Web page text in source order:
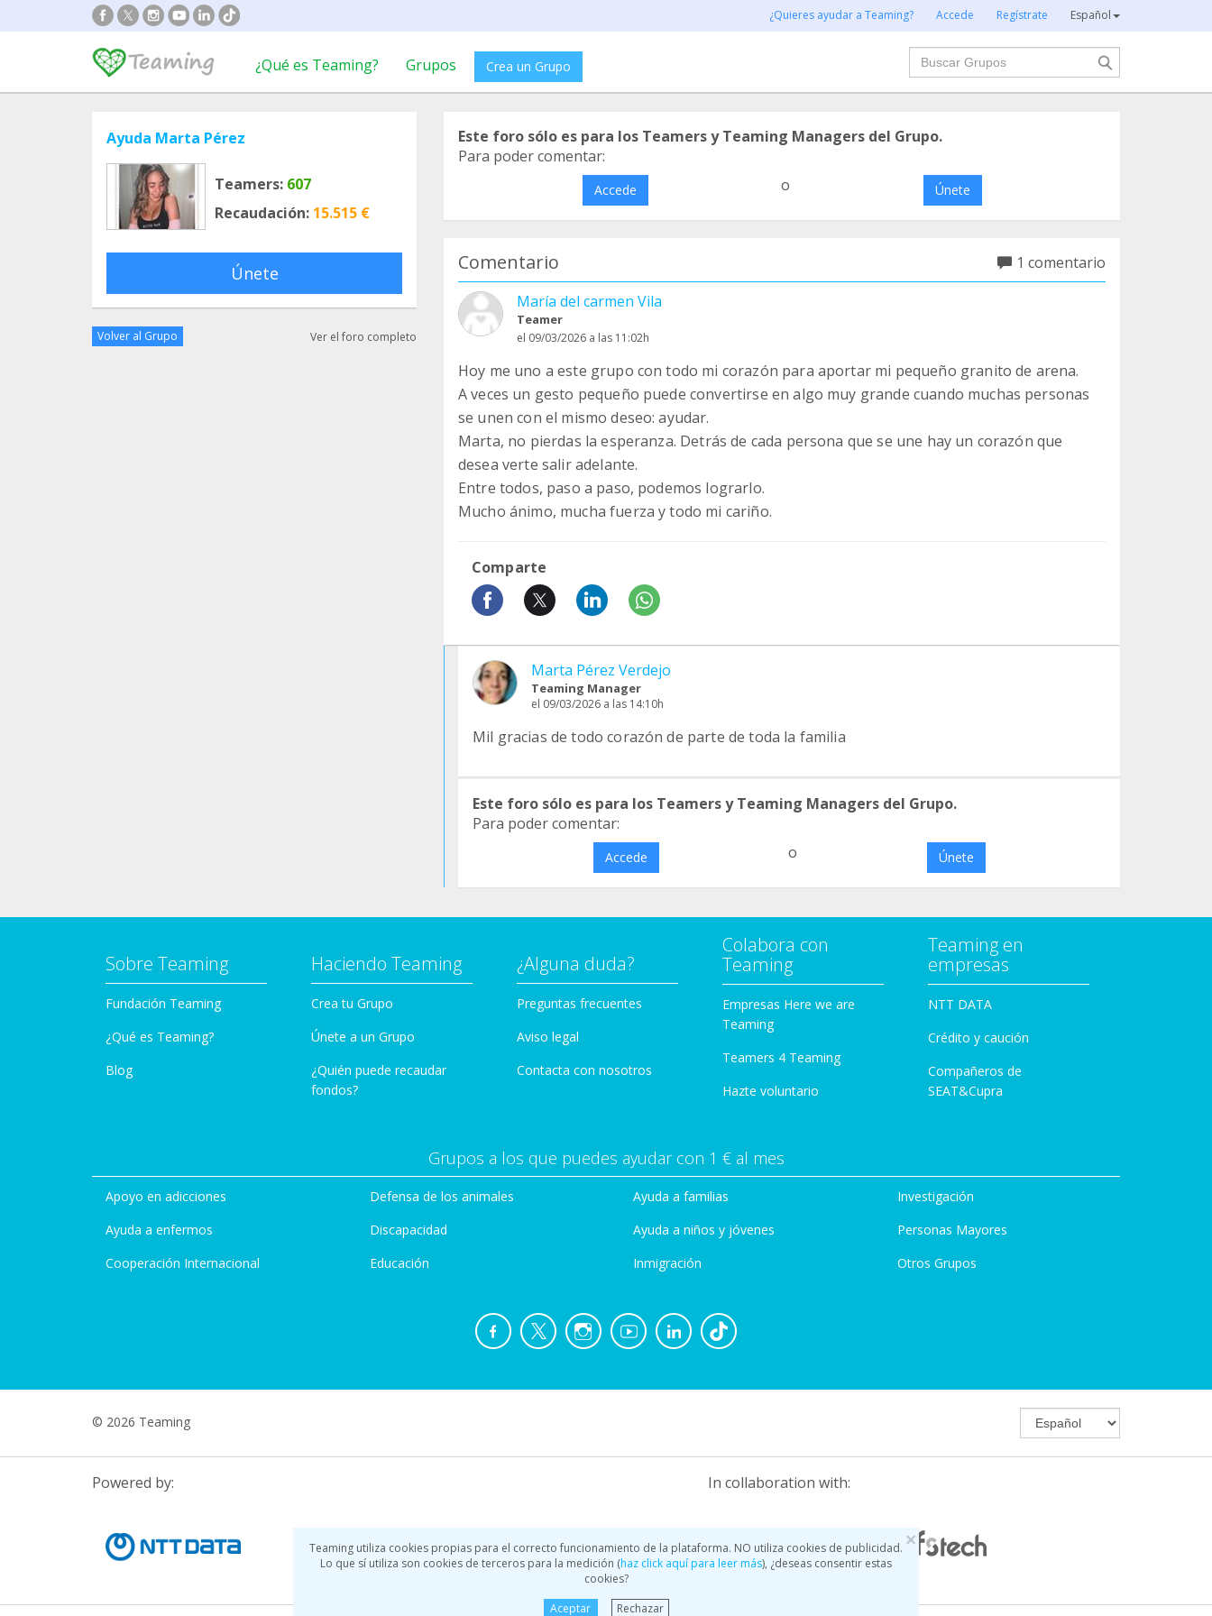
×
Teaming utiliza cookies propias para el correcto funcionamiento de la plataforma. NO utiliza cookies de publicidad.
Lo que sí utiliza son cookies de terceros para la medición (haz click aquí para leer más), ¿deseas consentir estas
cookies?
Aceptar
Rechazar
¿Quieres ayudar a Teaming? Accede Regístrate Español
¿Qué es Teaming? Grupos Crea un Grupo
Buscar
Ayuda Marta Pérez
Teamers: 607
Recaudación: 15.515 €
Únete
Volver al Grupo Ver el foro completo
Este foro sólo es para los Teamers y Teaming Managers del Grupo.
Para poder comentar:
Accede o Únete
Comentario
1 comentario
María del carmen Vila
Teamer
el 09/03/2026 a las 11:02h
Hoy me uno a este grupo con todo mi corazón para aportar mi pequeño granito de arena.
A veces un gesto pequeño puede convertirse en algo muy grande cuando muchas personas
se unen con el mismo deseo: ayudar.
Marta, no pierdas la esperanza. Detrás de cada persona que se une hay un corazón que
desea verte salir adelante.
Entre todos, paso a paso, podemos lograrlo.
Mucho ánimo, mucha fuerza y todo mi cariño.
Comparte
Marta Pérez Verdejo
Teaming Manager
el 09/03/2026 a las 14:10h
Mil gracias de todo corazón de parte de toda la familia
Este foro sólo es para los Teamers y Teaming Managers del Grupo.
Para poder comentar:
Accede o Únete
Sobre Teaming
Fundación Teaming
¿Qué es Teaming?
Blog
Haciendo Teaming
Crea tu Grupo
Únete a un Grupo
¿Quién puede recaudar
fondos?
¿Alguna duda?
Preguntas frecuentes
Aviso legal
Contacta con nosotros
Colabora con
Teaming
Empresas Here we are
Teaming
Teamers 4 Teaming
Hazte voluntario
Teaming en
empresas
NTT DATA
Crédito y caución
Compañeros de
SEAT&Cupra
Grupos a los que puedes ayudar con 1 € al mes
Apoyo en adicciones
Ayuda a enfermos
Cooperación Internacional
Defensa de los animales
Discapacidad
Educación
Ayuda a familias
Ayuda a niños y jóvenes
Inmigración
Investigación
Personas Mayores
Otros Grupos
© 2026 Teaming
Powered by: In collaboration with: